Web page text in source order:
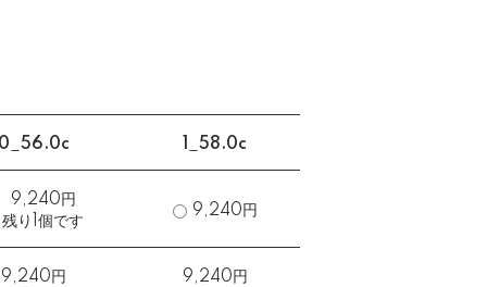
0_56.0c 1_58.0c
9,240円
残り1個です
9,240円
9,240円
9,240円